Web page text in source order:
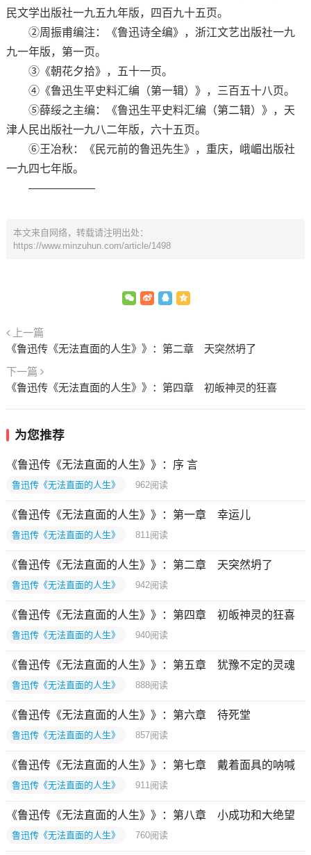
民文学出版社一九五九年版，四百九十五页。
②周振甫编注：《鲁迅诗全编》，浙江文艺出版社一九
九一年版，第一页。
③《朝花夕拾》，五十一页。
④《鲁迅生平史料汇编（第一辑）》，三百五十八页。
⑤薛绥之主编：《鲁迅生平史料汇编（第二辑）》，天
津人民出版社一九八二年版，六十五页。
⑥王冶秋：《民元前的鲁迅先生》，重庆，峨嵋出版社
一九四七年版。
——————
本文来自网络，转载请注明出处：
https://www.minzuhun.com/article/1498
上一篇
《鲁迅传《无法直面的人生》》：第二章 天突然坍了
下一篇
《鲁迅传《无法直面的人生》》：第四章 初皈神灵的狂喜
为您推荐
《鲁迅传《无法直面的人生》》：序 言
鲁迅传《无法直面的人生》 962阅读
《鲁迅传《无法直面的人生》》：第一章 幸运儿
鲁迅传《无法直面的人生》 811 阅读
《鲁迅传《无法直面的人生》》：第二章 天突然坍了
鲁迅传《无法直面的人生》 942阅读
《鲁迅传《无法直面的人生》》：第四章 初皈神灵的狂喜
鲁迅传《无法直面的人生》 940阅读
《鲁迅传《无法直面的人生》》：第五章 犹豫不定的灵魂
鲁迅传《无法直面的人生》 888阅读
《鲁迅传《无法直面的人生》》：第六章 待死堂
鲁迅传《无法直面的人生》 857阅读
《鲁迅传《无法直面的人生》》：第七章 戴着面具的呐喊
鲁迅传《无法直面的人生》 911 阅读
《鲁迅传《无法直面的人生》》：第八章 小成功和大绝望
鲁迅传《无法直面的人生》 760阅读